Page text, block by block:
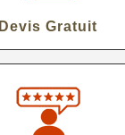
Devis Gratuit